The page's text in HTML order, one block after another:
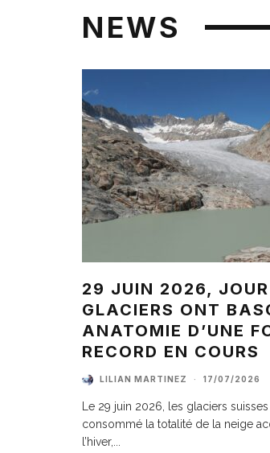
NEWS
29 JUIN 2026, JOUR
GLACIERS ONT
ANATOMIE D’UNE
RECORD EN COURS
LILIAN MARTINEZ · 17/07/2026
Le 29 juin 2026, les glaciers
consommé la totalité de la neige
l’hiver,